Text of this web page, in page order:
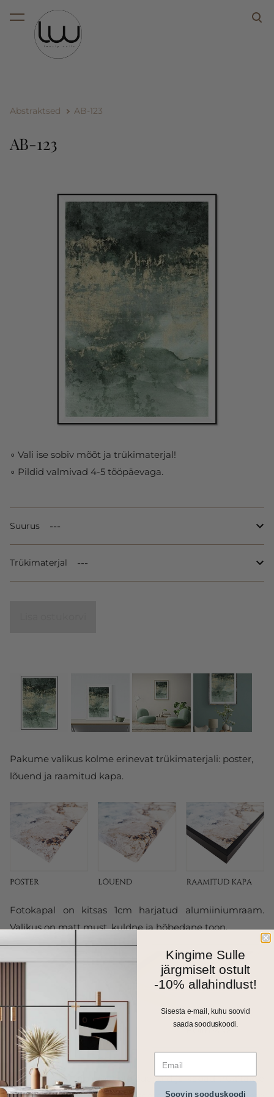
lisati ostukorvi.
Abstraktsed AB-123
Pakume valikus kolme erinevat trükimaterjali: poster,
lõuend ja raamitud kapa.
Fotokapal on kitsas 1cm harjatud alumiiniumraam.
Valikus on matt must, kuldne ja hõbedane toon.
AB-123
∘ Vali ise sobiv mõõt ja trükimaterjal!
∘ Pildid valmivad 4-5 tööpäevaga.
Suurus
Trükimaterjal
Kõik meie seinapildid, fotolõuendid ja kapad trükitakse
Kingime Sulle
järgmiselt ostult
-10% allahindlust!
Sisesta e-mail, kuhu soovid
saada sooduskoodi.
Soovin sooduskoodi